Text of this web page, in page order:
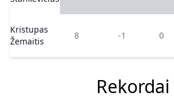
Kristupas
Žemaitis
8 -1 0
Rekordai